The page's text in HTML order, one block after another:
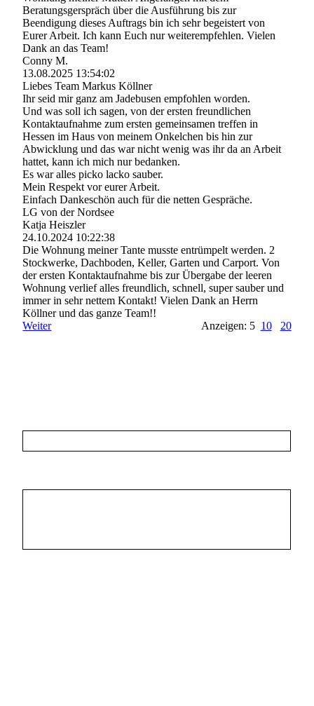
Beratungsgerspräch über die Ausführung bis zur
Beendigung dieses Auftrags bin ich sehr begeistert von
Eurer Arbeit. Ich kann Euch nur weiterempfehlen. Vielen
Dank an das Team!
Conny M.
13.08.2025 13:54:02
Liebes Team Markus Köllner
Ihr seid mir ganz am Jadebusen empfohlen worden.
Und was soll ich sagen, von der ersten freundlichen
Kontaktaufnahme zum ersten gemeinsamen treffen in
Hessen im Haus von meinem Onkelchen bis hin zur
Abwicklung und das war nicht wenig was ihr da an Arbeit
hattet, kann ich mich nur bedanken.
Es war alles picko lacko sauber.
Mein Respekt vor eurer Arbeit.
Einfach Dankeschön auch für die netten Gespräche.
LG von der Nordsee
Katja Heiszler
24.10.2024 10:22:38
Die Wohnung meiner Tante musste entrümpelt werden. 2
Stockwerke, Dachboden, Keller, Garten und Carport. Von
der ersten Kontaktaufnahme bis zur Übergabe der leeren
Wohnung verlief alles freundlich, schnell, super sauber und
immer in sehr nettem Kontakt! Vielen Dank an Herrn
Köllner und das ganze Team!!
Weiter
Anzeigen: 5 10 20